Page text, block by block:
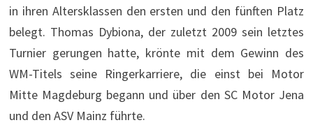
in ihren Altersklassen den ersten und den fünften Platz
belegt. Thomas Dybiona, der zuletzt 2009 sein letztes
Turnier gerungen hatte, krönte mit dem Gewinn des
WM-Titels seine Ringerkarriere, die einst bei Motor
Mitte Magdeburg begann und über den SC Motor Jena
und den ASV Mainz führte.